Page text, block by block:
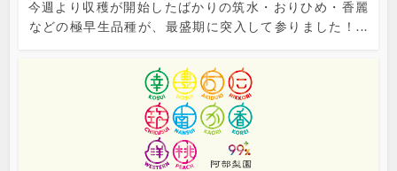
今週より収穫が開始したばかりの筑水・おりひめ・香麗
などの極早生品種が、最盛期に突入して参りました！...